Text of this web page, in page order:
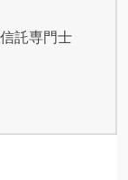
託専門士